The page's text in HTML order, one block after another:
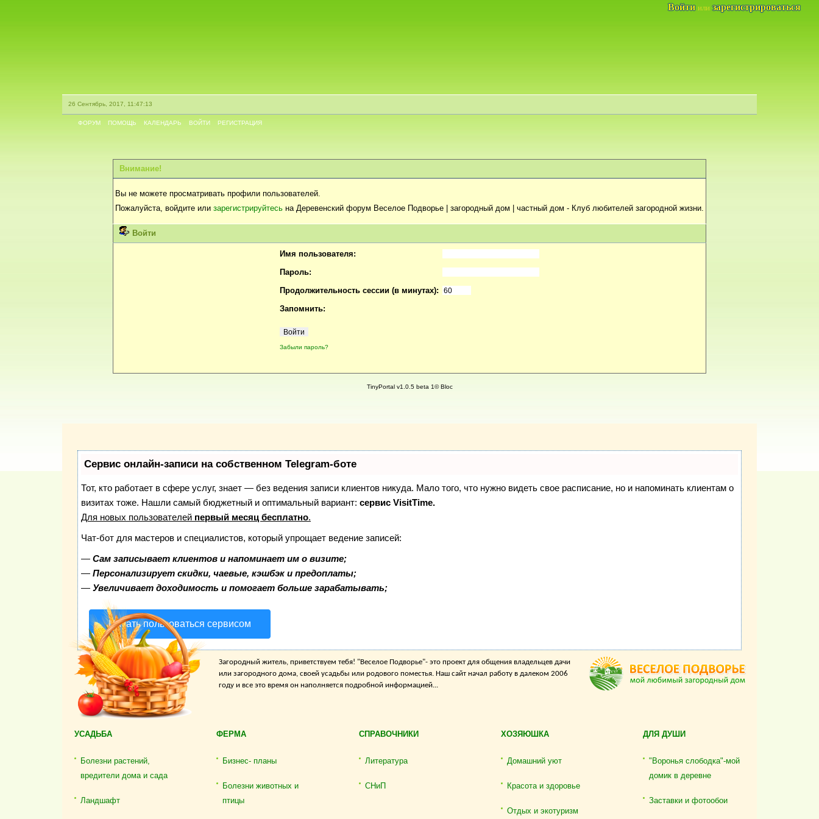
Войти или зарегистрироваться
26 Сентябрь, 2017, 11:47:13
ФОРУМ ПОМОЩЬ КАЛЕНДАРЬ ВОЙТИ РЕГИСТРАЦИЯ
Внимание!
Вы не можете просматривать профили пользователей.
Пожалуйста, войдите или зарегистрируйтесь на Деревенский форум Веселое Подворье | загородный дом | частный дом - Клуб любителей загородной жизни.
Войти
Имя пользователя:
Пароль:
Продолжительность сессии (в минутах):
Запомнить:
Забыли пароль?
TinyPortal v1.0.5 beta 1© Bloc
Сервис онлайн-записи на собственном Telegram-боте
Тот, кто работает в сфере услуг, знает — без ведения записи клиентов никуда. Мало того, что нужно видеть свое расписание, но и напоминать клиентам о
визитах тоже. Нашли самый бюджетный и оптимальный вариант: сервис VisitTime.
Для новых пользователей первый месяц бесплатно.
Чат-бот для мастеров и специалистов, который упрощает ведение записей:
— Сам записывает клиентов и напоминает им о визите;
— Персонализирует скидки, чаевые, кэшбэк и предоплаты;
— Увеличивает доходимость и помогает больше зарабатывать;
Начать пользоваться сервисом
Загородный житель, приветствуем тебя! "Веселое Подворье"- это проект для общения владельцев дачи
или загородного дома, своей усадьбы или родового поместья. Наш сайт начал работу в далеком 2006
году и все это время он наполняется подробной информацией...
УСАДЬБА
Болезни растений,
вредители дома и сада
Ландшафт
ФЕРМА
Бизнес- планы
Болезни животных и
птицы
СПРАВОЧНИКИ
Литература
СНиП
ХОЗЯЮШКА
Домашний уют
Красота и здоровье
Отдых и экотуризм
ДЛЯ ДУШИ
"Воронья слободка"-мой
домик в деревне
Заставки и фотообои